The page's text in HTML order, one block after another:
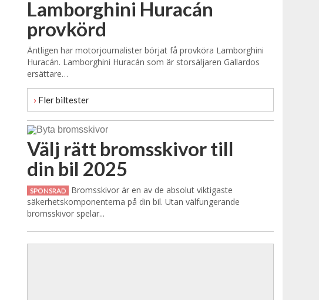
Lamborghini Huracán
provkörd
Äntligen har motorjournalister börjat få provköra Lamborghini
Huracán. Lamborghini Huracán som är storsäljaren Gallardos
ersättare…
› Fler biltester
Välj rätt bromsskivor till
din bil 2025
SPONSRAD
Bromsskivor är en av de absolut viktigaste
säkerhetskomponenterna på din bil. Utan välfungerande
bromsskivor spelar...